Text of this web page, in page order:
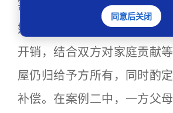
割夫妻共同财产时，人民法
婚姻存续已十余年，但给予
开销，结合双方对家庭贡献
屋仍归给予方所有，同时酌
补偿。在案例二中，一方父
同意后关闭